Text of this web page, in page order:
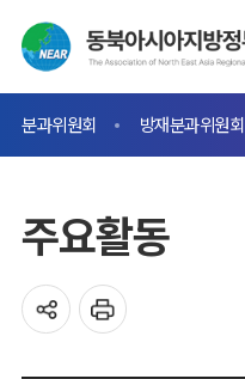
분과위원회 방재분과위원회
주요활동